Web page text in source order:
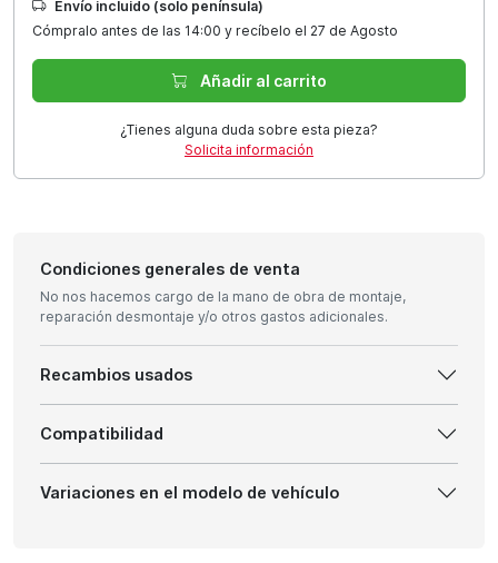
Envío incluido (solo península)
Cómpralo antes de las 14:00 y recíbelo el 27 de Agosto
Añadir al carrito
¿Tienes alguna duda sobre esta pieza?
Solicita información
Condiciones generales de venta
No nos hacemos cargo de la mano de obra de montaje,
reparación desmontaje y/o otros gastos adicionales.
Recambios usados
Compatibilidad
Variaciones en el modelo de vehículo